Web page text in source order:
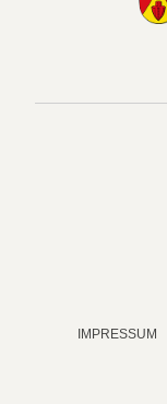
IMPRESSUM